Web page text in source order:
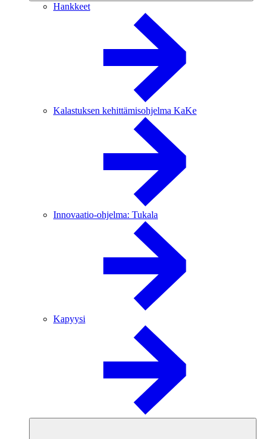
Hankkeet
Kalastuksen kehittämisohjelma KaKe
Innovaatio-ohjelma: Tukala
Kapyysi